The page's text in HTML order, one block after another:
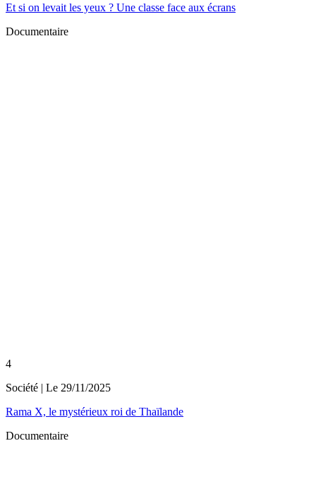
Et si on levait les yeux ? Une classe face aux écrans
Documentaire
4
Société | Le 29/11/2025
Rama X, le mystérieux roi de Thaïlande
Documentaire